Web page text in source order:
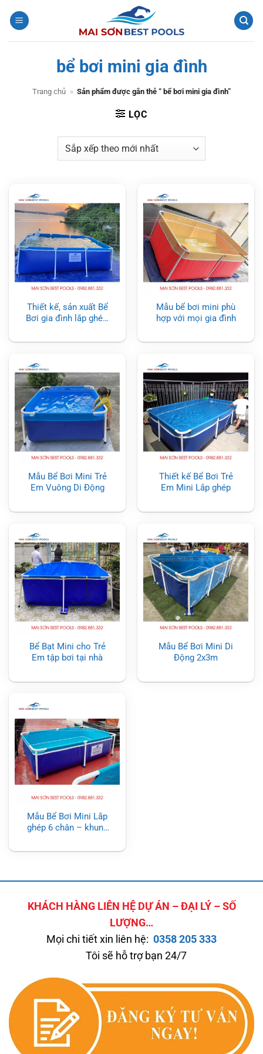
qua
bể bơi mini gia đình
Trang chủ » Sản phẩm được gắn thẻ “ bể bơi mini gia đình”
LỌC
Thiết kế, sản xuất Bể
Bơi gia đình lắp ghép,
tại Ninh Bình
Mẫu bể bơi mini phù
hợp với mọi gia đình
Mẫu Bể Bơi Mini Trẻ
Em Vuông Di Động
Thiết kế Bể Bơi Trẻ
Em Mini Lắp ghép
Bể Bạt Mini cho Trẻ
Em tập bơi tại nhà
Mẫu Bể Bơi Mini Di
Động 2x3m
Mẫu Bể Bơi Mini Lắp
ghép 6 chân – khung
KHÁCH HÀNG LIÊN HỆ DỰ ÁN – ĐẠI LÝ – SỐ
LƯỢNG…
Mọi chi tiết xin liên hệ: 0358 205 333
Tôi sẽ hỗ trợ bạn 24/7